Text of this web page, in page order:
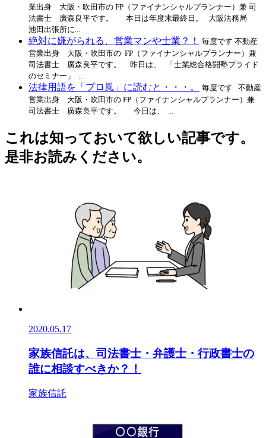
業出身 大阪・吹田市の FP（ファイナンシャルプランナー）兼 司
法書士 廣森良平です。 本日は年度末最終日。 大阪法務局
池田出張所に...
絶対に嫌がられる、営業マンや士業？！
毎度です 不動産
営業出身 大阪・吹田市の FP（ファイナンシャルプランナー）兼
司法書士 廣森良平です。 昨日は、 「士業総合格闘塾プライド
のセミナー」 ...
法律用語を「プロ風」に読むと・・・。
毎度です 不動産
営業出身 大阪・吹田市の FP（ファイナンシャルプランナー）兼
司法書士 廣森良平です。 今日は、 ...
これは知っておいて欲しい記事です。
是非お読みください。
2020.05.17
家族信託は、司法書士・弁護士・行政書士の
誰に相談すべきか？！
家族信託